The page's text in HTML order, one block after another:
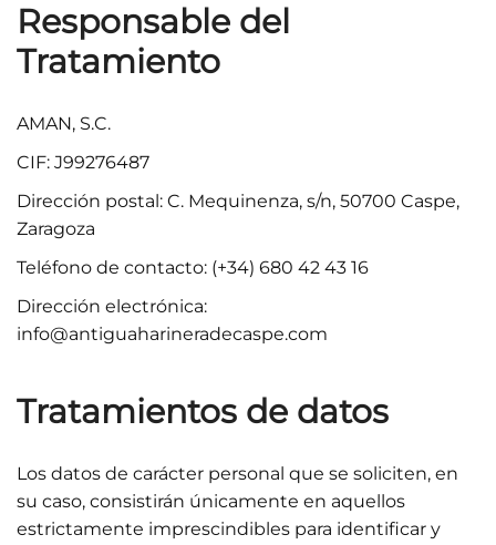
Responsable del
Tratamiento
AMAN, S.C.
CIF: J99276487
Dirección postal: C. Mequinenza, s/n, 50700 Caspe,
Zaragoza
Teléfono de contacto: (+34) 680 42 43 16
Dirección electrónica:
info@antiguaharineradecaspe.com
Tratamientos de datos
Los datos de carácter personal que se soliciten, en
su caso, consistirán únicamente en aquellos
estrictamente imprescindibles para identificar y